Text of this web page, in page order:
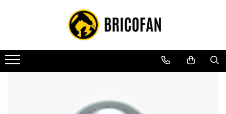
Toate Produsele
Vehicule electrice
Atv